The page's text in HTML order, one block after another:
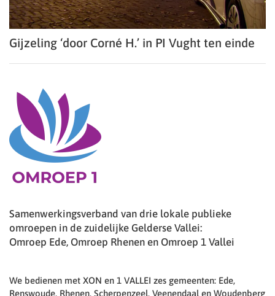
Gijzeling ‘door Corné H.’ in PI Vught ten einde
Samenwerkingsverband van drie lokale publieke
omroepen in de zuidelijke Gelderse Vallei:
Omroep Ede, Omroep Rhenen en Omroep 1 Vallei
We bedienen met XON en 1 VALLEI zes gemeenten: Ede,
Renswoude, Rhenen, Scherpenzeel, Veenendaal en Woudenberg